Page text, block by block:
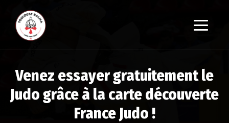
Venez essayer gratuitement le
Judo grâce à la carte découverte
France Judo !